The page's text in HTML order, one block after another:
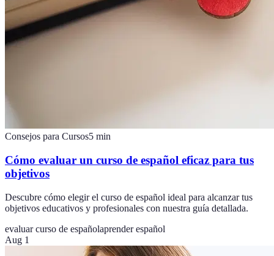
Consejos para Cursos5 min
Cómo evaluar un curso de español eficaz para tus
objetivos
Descubre cómo elegir el curso de español ideal para alcanzar tus
objetivos educativos y profesionales con nuestra guía detallada.
evaluar curso de españolaprender español
Aug 1